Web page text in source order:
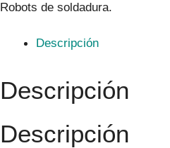
Robots de soldadura.
Descripción
Descripción
Descripción